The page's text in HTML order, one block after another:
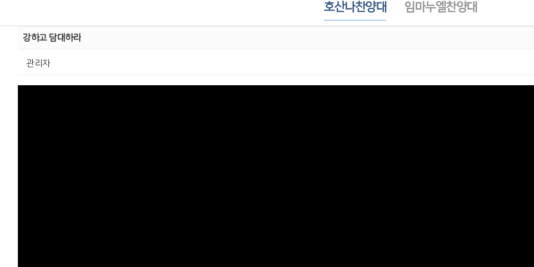
호산나찬양대 임마누엘찬양대
강하고 담대하라
관리자